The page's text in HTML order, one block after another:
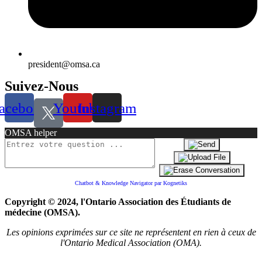
president@omsa.ca
Suivez-Nous
YoutubeInstagram
OMSA helper
Chatbot & Knowledge Navigator par Kognetiks
Copyright © 2024, l'Ontario Association des Étudiants de
médecine (OMSA).
Les opinions exprimées sur ce site ne représentent en rien à ceux de
l'Ontario Medical Association (OMA).